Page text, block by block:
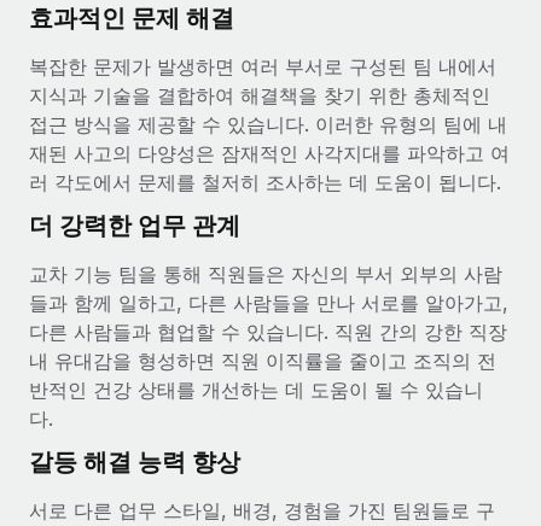
효과적인 문제 해결
복잡한 문제가 발생하면 여러 부서로 구성된 팀 내에서
지식과 기술을 결합하여 해결책을 찾기 위한 총체적인
접근 방식을 제공할 수 있습니다. 이러한 유형의 팀에 내
재된 사고의 다양성은 잠재적인 사각지대를 파악하고 여
러 각도에서 문제를 철저히 조사하는 데 도움이 됩니다.
더 강력한 업무 관계
교차 기능 팀을 통해 직원들은 자신의 부서 외부의 사람
들과 함께 일하고, 다른 사람들을 만나 서로를 알아가고,
다른 사람들과 협업할 수 있습니다. 직원 간의 강한 직장
내 유대감을 형성하면 직원 이직률을 줄이고 조직의 전
반적인 건강 상태를 개선하는 데 도움이 될 수 있습니
다.
갈등 해결 능력 향상
서로 다른 업무 스타일, 배경, 경험을 가진 팀원들로 구